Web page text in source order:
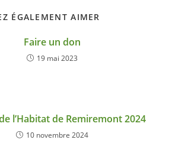
ÉGALEMENT AIMER
Faire un don
19 mai 2023
l’Habitat de Remiremont 2024
10 novembre 2024